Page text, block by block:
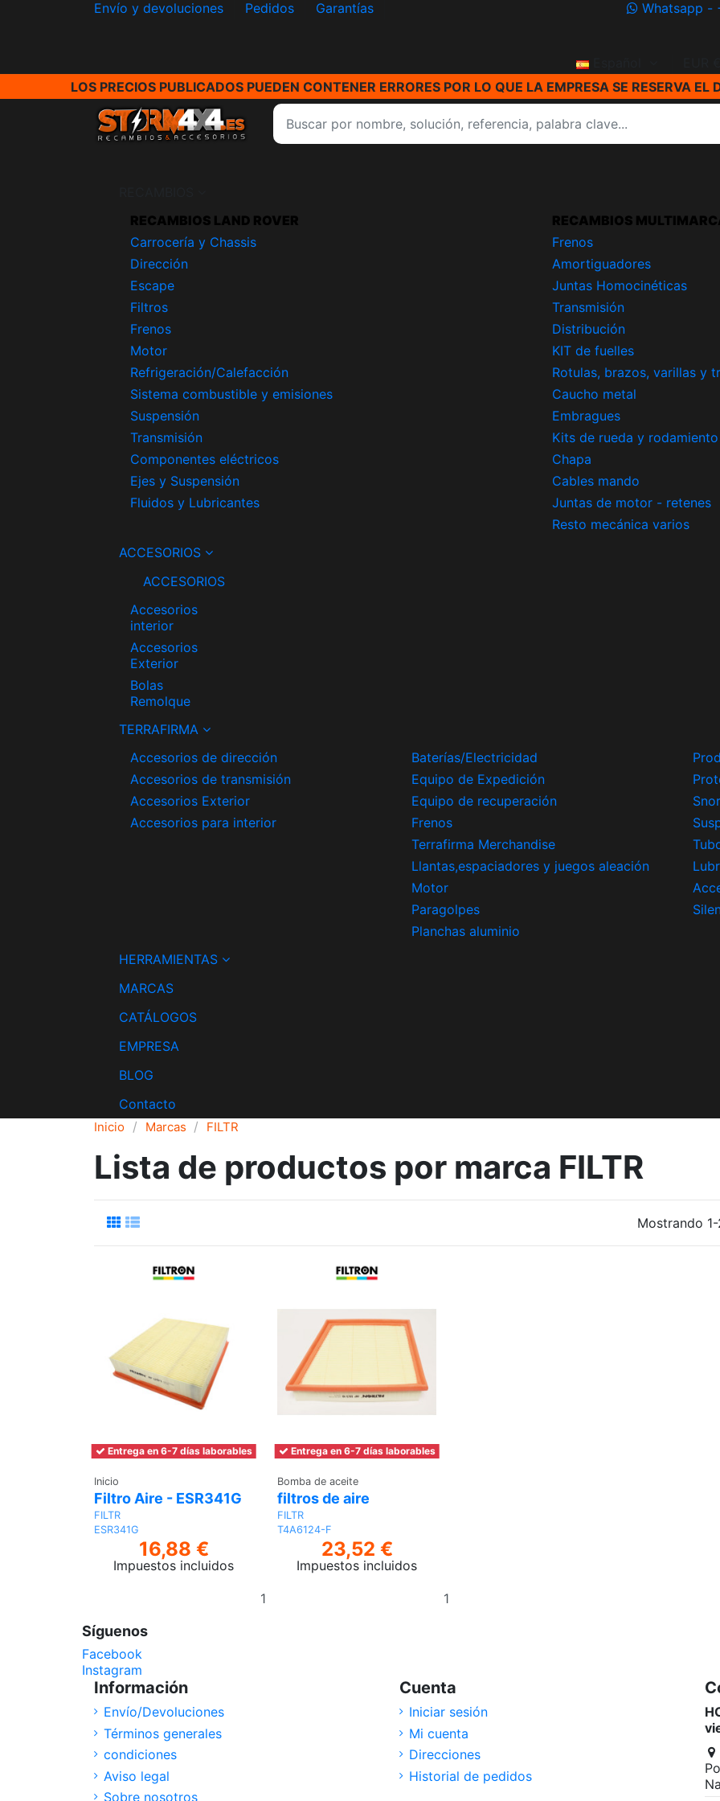
Envío y devoluciones Pedidos Garantías Whatsapp -
Español
LOS PRECIOS PUBLICADOS PUEDEN CONTENER ERRORES POR LO QUE LA EMPRESA SE RESERVA
RECAMBIOS LAND ROVER
Carrocería y Chassis
Dirección
Escape
Filtros
Frenos
Motor
Refrigeración/Calefacción
Sistema combustible y emisiones
Suspensión
Transmisión
Componentes eléctricos
Ejes y Suspensión
Fluidos y Lubricantes
RECAMBIOS
Frenos
Amortiguadores
Juntas Homocinéticas
Transmisión
Distribución
KIT de fuelles
Rotulas, brazos, varillas y
Caucho metal
Embragues
Kits de rueda y rodamiento
Chapa
Cables mando
Juntas de motor - retenes
Resto mecánica varios
ACCESORIOS
ACCESORIOS
Accesorios
interior
Accesorios
Exterior
Bolas
Remolque
TERRAFIRMA
Accesorios de dirección
Accesorios de transmisión
Accesorios Exterior
Accesorios para interior
Baterías/Electricidad
Equipo de Expedición
Equipo de recuperación
Frenos
Terrafirma Merchandise
Llantas,espaciadores y juegos aleación
Motor
Paragolpes
Planchas aluminio
HERRAMIENTAS
MARCAS
CATÁLOGOS
EMPRESA
BLOG
Contacto
Inicio Marcas FILTR
Lista de productos por marca FILTR
Mostrando
Entrega en 6-7 días laborables
Inicio
Filtro Aire - ESR341G
FILTR
ESR341G
16,88 €
Impuestos incluidos
Entrega en 6-7 días laborables
Bomba de aceite
filtros de aire
FILTR
T4A6124-F
23,52 €
Impuestos incluidos
Síguenos
Facebook
Instagram
Información
Envío/Devoluciones
Términos generales
condiciones
Aviso legal
Sobre nosotros
Cuenta
Iniciar sesión
Mi cuenta
Direcciones
Historial de pedidos